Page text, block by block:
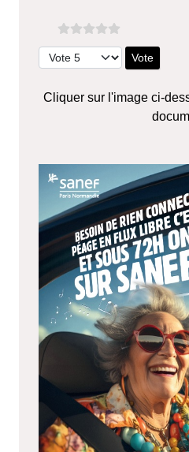
Veuillez voter
Cliquer sur l'image ci-